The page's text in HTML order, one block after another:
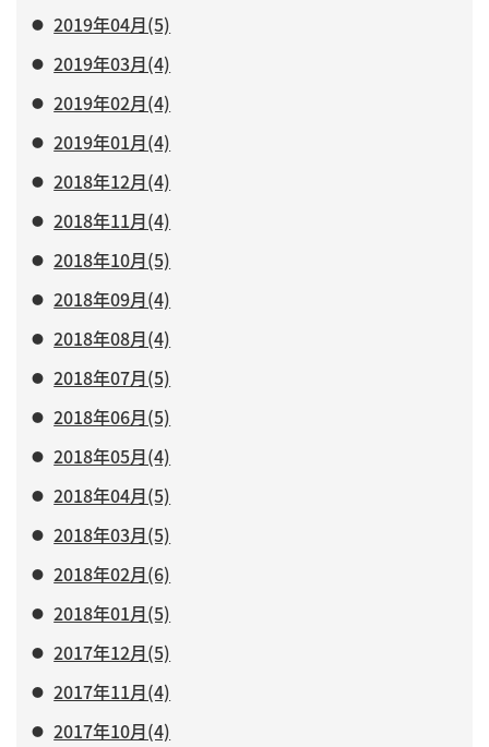
2019年04月(5)
2019年03月(4)
2019年02月(4)
2019年01月(4)
2018年12月(4)
2018年11月(4)
2018年10月(5)
2018年09月(4)
2018年08月(4)
2018年07月(5)
2018年06月(5)
2018年05月(4)
2018年04月(5)
2018年03月(5)
2018年02月(6)
2018年01月(5)
2017年12月(5)
2017年11月(4)
2017年10月(4)